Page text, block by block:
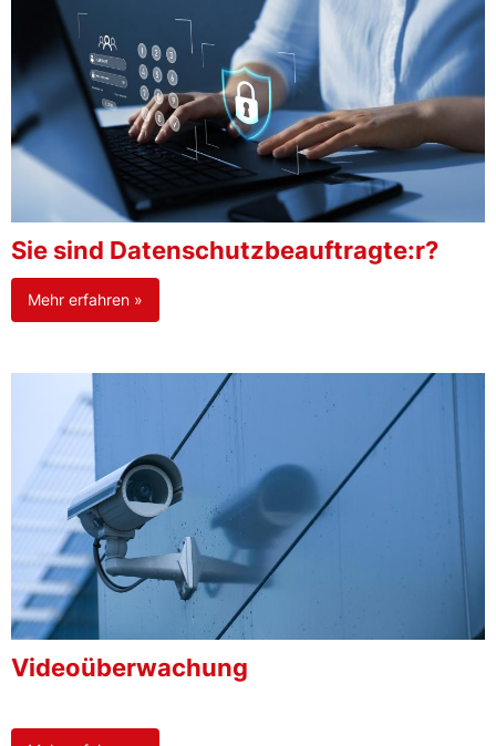
Sie sind Datenschutzbeauftragte:r?
Mehr erfahren »
Videoüberwachung